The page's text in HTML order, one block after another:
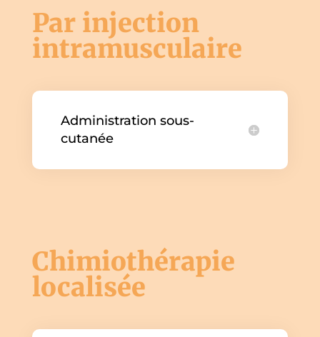
Par injection
intramusculaire
Administration sous-
cutanée
Chimiothérapie
localisée